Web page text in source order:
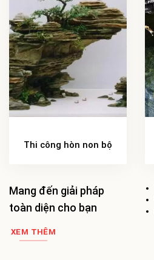
Thi công hòn non bộ
Mang đến giải pháp
toàn diện cho bạn
XEM THÊM